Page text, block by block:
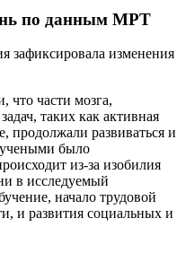
по данным МРТ
зафиксировала изменения
что части мозга,
таких как активная
продолжали развиваться и
учеными было
из-за изобилия
в исследуемый
начало трудовой
и развития социальных и